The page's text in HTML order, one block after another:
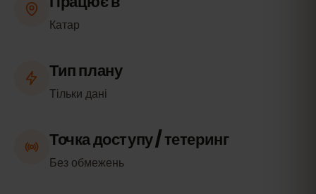
Катар
Тип плану
Тільки дані
Точка доступу / тетеринг
Без обмежень